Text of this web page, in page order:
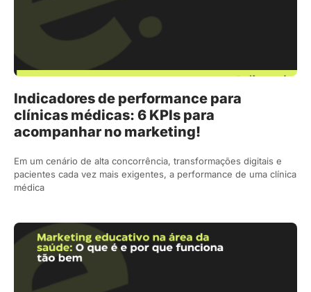
Indicadores de performance para
clínicas médicas: 6 KPIs para
acompanhar no marketing!
Em um cenário de alta concorrência, transformações digitais e
pacientes cada vez mais exigentes, a performance de uma clínica
médica